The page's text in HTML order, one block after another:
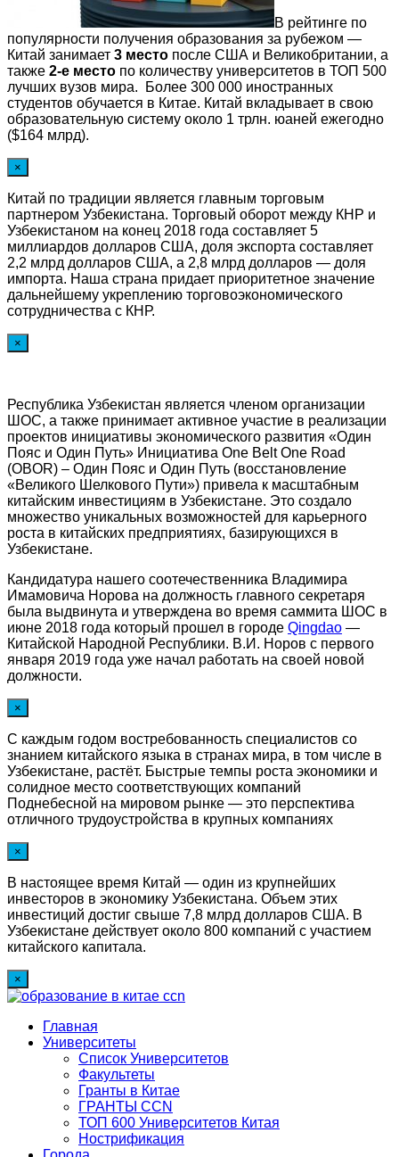
В рейтинге по
популярности получения образования за рубежом —
Китай занимает 3 место после США и Великобритании, а
также 2-е место по количеству университетов в ТОП 500
лучших вузов мира. Более 300 000 иностранных
студентов обучается в Китае. Китай вкладывает в свою
образовательную систему около 1 трлн. юаней ежегодно
($164 млрд).
×
Китай по традиции является главным торговым
партнером Узбекистана. Торговый оборот между КНР и
Узбекистаном на конец 2018 года составляет 5
миллиардов долларов США, доля экспорта составляет
2,2 млрд долларов США, а 2,8 млрд долларов — доля
импорта. Наша страна придает приоритетное значение
дальнейшему укреплению торговоэкономического
сотрудничества с КНР.
×
Республика Узбекистан является членом организации
ШОС, а также принимает активное участие в реализации
проектов инициативы экономического развития «Один
Пояс и Один Путь» Инициатива One Belt One Road
(OBOR) – Один Пояс и Один Путь (восстановление
«Великого Шелкового Пути») привела к масштабным
китайским инвестициям в Узбекистане. Это создало
множество уникальных возможностей для карьерного
роста в китайских предприятиях, базирующихся в
Узбекистане.
Кандидатура нашего соотечественника Владимира
Имамовича Норова на должность главного секретаря
была выдвинута и утверждена во время саммита ШОС в
июне 2018 года который прошел в городе Qingdao —
Китайской Народной Республики. В.И. Норов с первого
января 2019 года уже начал работать на своей новой
должности.
×
С каждым годом востребованность специалистов со
знанием китайского языка в странах мира, в том числе в
Узбекистане, растёт. Быстрые темпы роста экономики и
солидное место соответствующих компаний
Поднебесной на мировом рынке — это перспектива
отличного трудоустройства в крупных компаниях
×
В настоящее время Китай — один из крупнейших
инвесторов в экономику Узбекистана. Объем этих
инвестиций достиг свыше 7,8 млрд долларов США. В
Узбекистане действует около 800 компаний с участием
китайского капитала.
×
Главная
Университеты
Список Университетов
Факультеты
Гранты в Китае
ГРАНТЫ ССN
ТОП 600 Университетов Китая
Нострификация